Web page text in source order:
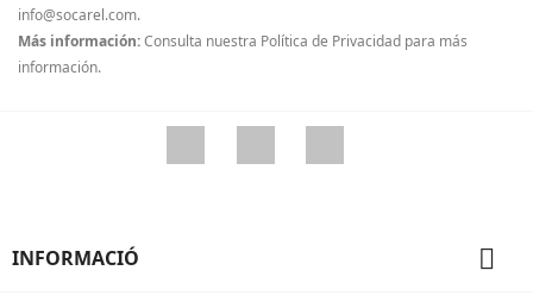
info@socarel.com.
Más información:Consulta nuestra Política de Privacidad para más
información.
INFORMACIÓ 